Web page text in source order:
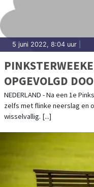
5 juni 2022, 8:04 uur
OPGEVOLGD
NEDERLAND - Na een 1e
zelfs met flinke neerslag en
wisselvallig. [...]